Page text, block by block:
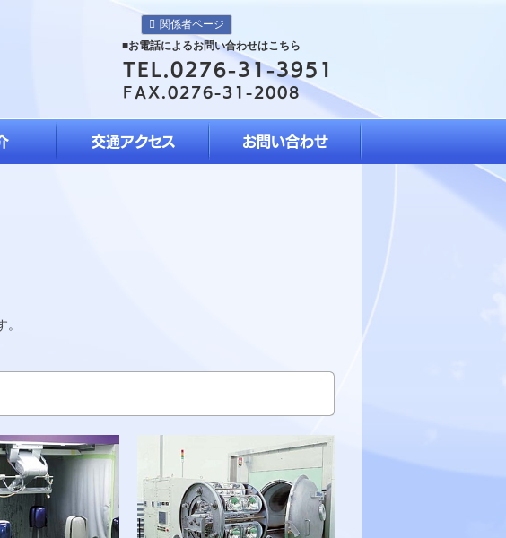
■お電話によるお問い合わせはこちら
TEL.0276-31-3951
FAX.0276-31-2008
関係者ページ
交通アクセス お問い合わせ